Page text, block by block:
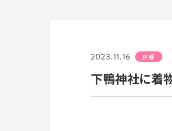
2023.11.16 京都
下鴨神社に着